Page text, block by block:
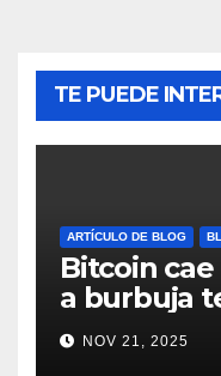
TE PUEDE
ARTÍCULO DE BLOG
Bitcoin
a burbuja
nervios en
#Bitcoin
NOV 21, 2025